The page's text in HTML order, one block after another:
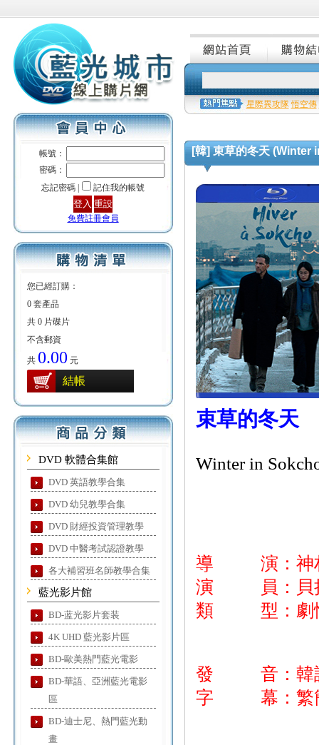
帳號：
密碼：
忘記密碼 |
記住我的帳號
免費註冊會員
您已經訂購：
0 套產品
共 0 片碟片
不含郵資
共 0.00 元
結帳
DVD 軟體合集館
DVD 英語教學合集
DVD 幼兒教學合集
DVD 財經投資管理教學
DVD 中醫考試認證教學
各大補習班名師教學合集
藍光影片館
BD-蓝光影片套装
4K UHD 藍光影片區
BD-歐美熱門藍光電影
BD-華語、亞洲藍光電影
區
BD-迪士尼、熱門藍光動
畫
星際異攻隊 悟空傳
[韓] 束草的冬天 (Winter
束草的冬天
Winter in
導 演：神
演 員：貝拉·
類 型：劇
發 音：韓
字 幕：繁簡